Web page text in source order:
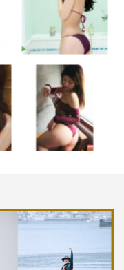
飯倉聖蘭、寺田渓音